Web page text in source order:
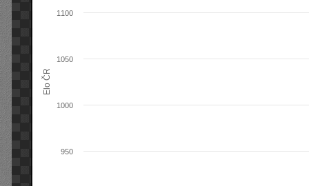
Elo ČR
950
1000
1050
1100